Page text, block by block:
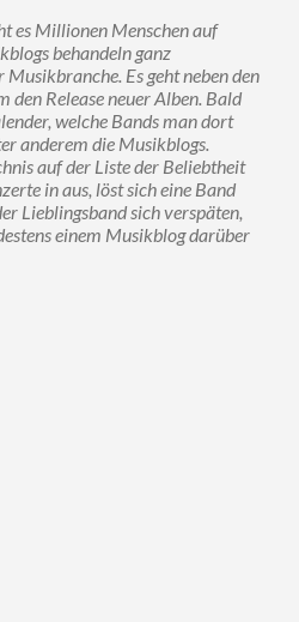
es Millionen Menschen auf
behandeln ganz
Es geht neben den
den Release neuer Alben. Bald
welche Bands man dort
anderem die Musikblogs.
auf der Liste der Beliebtheit
in aus, löst sich eine Band
Lieblingsband sich verspäten,
einem Musikblog darüber